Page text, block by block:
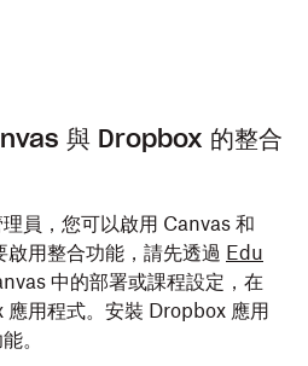
與 Dropbox 的整合
員，您可以啟用 Canvas 和
用整合功能，請先透過 Edu
中的部署或課程設定，在
用程式。安裝 Dropbox 應用
。